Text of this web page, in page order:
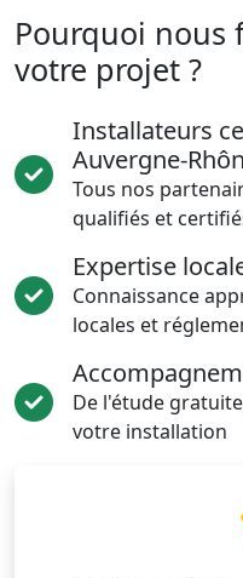
Pourquoi nous
votre projet ?
Installateurs
Auvergne-
Tous nos
qualifiés et
Expertise
Connaissance
locales et
De l'étude
votre installation